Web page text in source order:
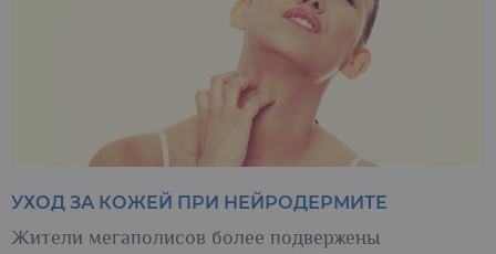
УХОД ЗА КОЖЕЙ ПРИ НЕЙРОДЕРМИТЕ
Жители мегаполисов более подвержены